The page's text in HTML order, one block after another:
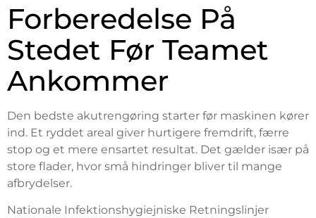
Forberedelse På
Stedet Før Teamet
Ankommer
Den bedste akutrengøring starter før maskinen kører
ind. Et ryddet areal giver hurtigere fremdrift, færre
stop og et mere ensartet resultat. Det gælder især på
store flader, hvor små hindringer bliver til mange
afbrydelser.
Nationale Infektionshygiejniske Retningslinjer